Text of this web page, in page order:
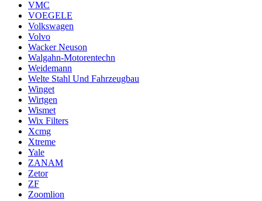
VMC
VOEGELE
Volkswagen
Volvo
Wacker Neuson
Walgahn-Motorentechn
Weidemann
Welte Stahl Und Fahrzeugbau
Winget
Wirtgen
Wismet
Wix Filters
Xcmg
Xtreme
Yale
ZANAM
Zetor
ZF
Zoomlion